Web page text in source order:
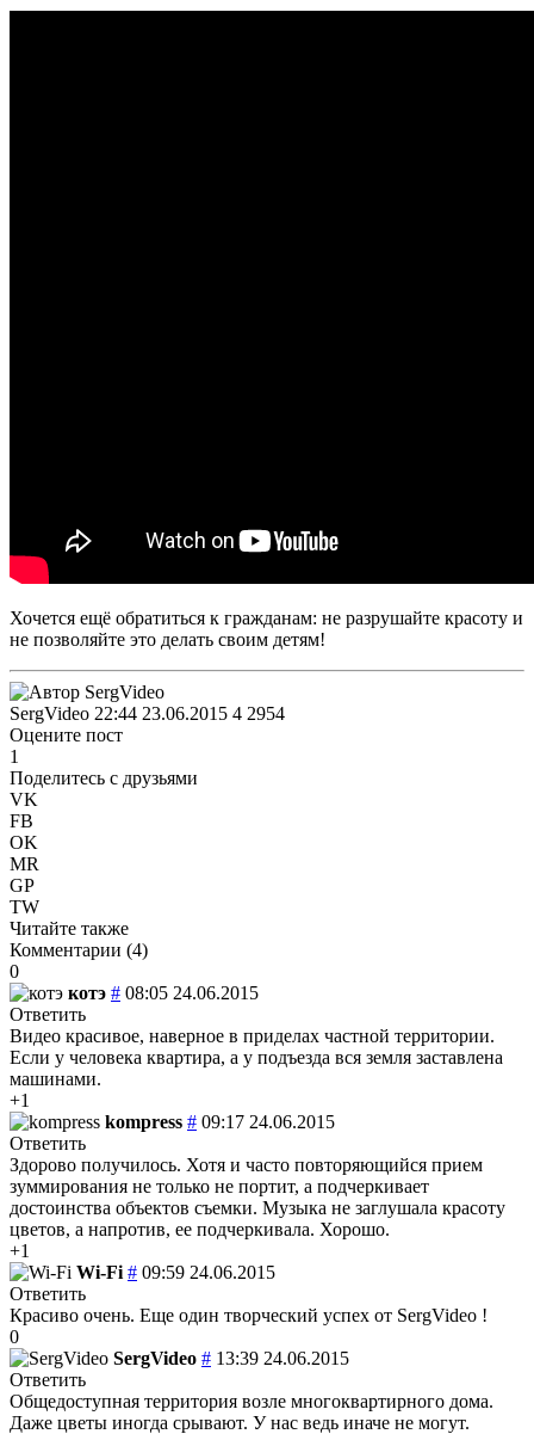
Хочется ещё обратиться к гражданам: не разрушайте красоту и
не позволяйте это делать своим детям!
SergVideo 22:44 23.06.2015 4 2954
Оцените пост
1
Поделитесь с друзьями
VK
FB
OK
MR
GP
TW
Читайте также
Комментарии (4)
0
котэ # 08:05 24.06.2015
Ответить
Видео красивое, наверное в приделах частной территории.
Если у человека квартира, а у подъезда вся земля заставлена
машинами.
+1
kompress # 09:17 24.06.2015
Ответить
Здорово получилось. Хотя и часто повторяющийся прием
зуммирования не только не портит, а подчеркивает
достоинства объектов съемки. Музыка не заглушала красоту
цветов, а напротив, ее подчеркивала. Хорошо.
+1
Wi-Fi # 09:59 24.06.2015
Ответить
Красиво очень. Еще один творческий успех от SergVideo !
0
SergVideo # 13:39 24.06.2015
Ответить
Общедоступная территория возле многоквартирного дома.
Даже цветы иногда срывают. У нас ведь иначе не могут.